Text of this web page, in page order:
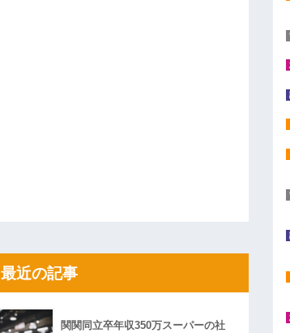
最近の記事
関関同立卒年収350万スーパーの社